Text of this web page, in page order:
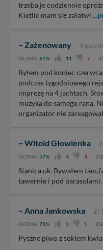
trzeba je codziennie
Kietlic mam się załatwi
~ Zażenowany 5 lipca
OCENA: 61% 11 7
Byłem pod koniec
podczas tygodniowego
imprezę na 4 jachtach.
muzyka do samego rana.
organizator nie
~ Witold Głowienka
OCENA: 57% 4 3
Stanica ok. Bywałem
tawernie i pod parasolami.
~ Anna Jankowska 27
OCENA: 75% 3 1
Pyszne piwo z sokiem